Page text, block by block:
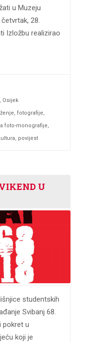
u Muzeju
28.
Izložbu realizirao
Osijek
fotografije
foto-monografije
povijest
U
studentskih
Svibanj 68.
pokret u
koji je